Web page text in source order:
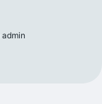
admin